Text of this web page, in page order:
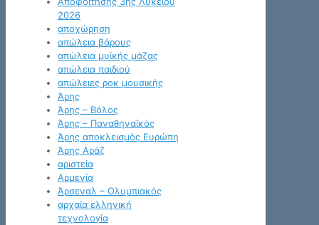
2026
αποχώρηση
απώλεια βάρους
απώλεια μυϊκής μάζας
απώλεια παιδιού
απώλειες ροκ μουσικής
Άρης
Άρης – Βόλος
Άρης – Παναθηναϊκός
Άρης αποκλεισμός Ευρώπη
Άρης Αράζ
αριστεία
Αρμενία
Άρσεναλ – Ολυμπιακός
αρχαία ελληνική
τεχνολογία